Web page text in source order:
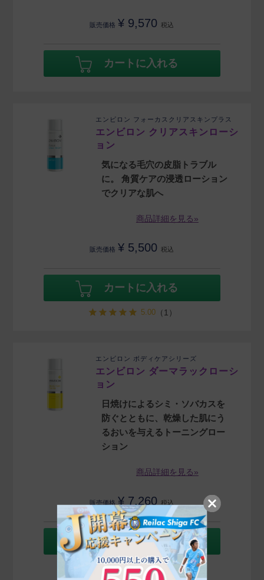
販売価格 ¥ 9,570 税込
カートに入れる
エンビロン フォーカスクリアスキンプラス
エンビロン クリアスキンローシ
ョン
気になる毛穴の皮脂トラブル
に。 角質ケアの浸透ローション
でクリアな肌へ
商品詳細を見る»
販売価格 ¥ 5,500 税込
カートに入れる
5.00（1）
エンビロン ボディケアシリーズ
エンビロン ダーマラックローシ
ョン
日焼けによるシミ・ソバカスを
防ぐとともに、乾燥した肌にう
るおいを与えるトーニングロー
ション
商品詳細を見る»
販売価格 ¥ 7,260 税込
カートに入れる
5.00（1）